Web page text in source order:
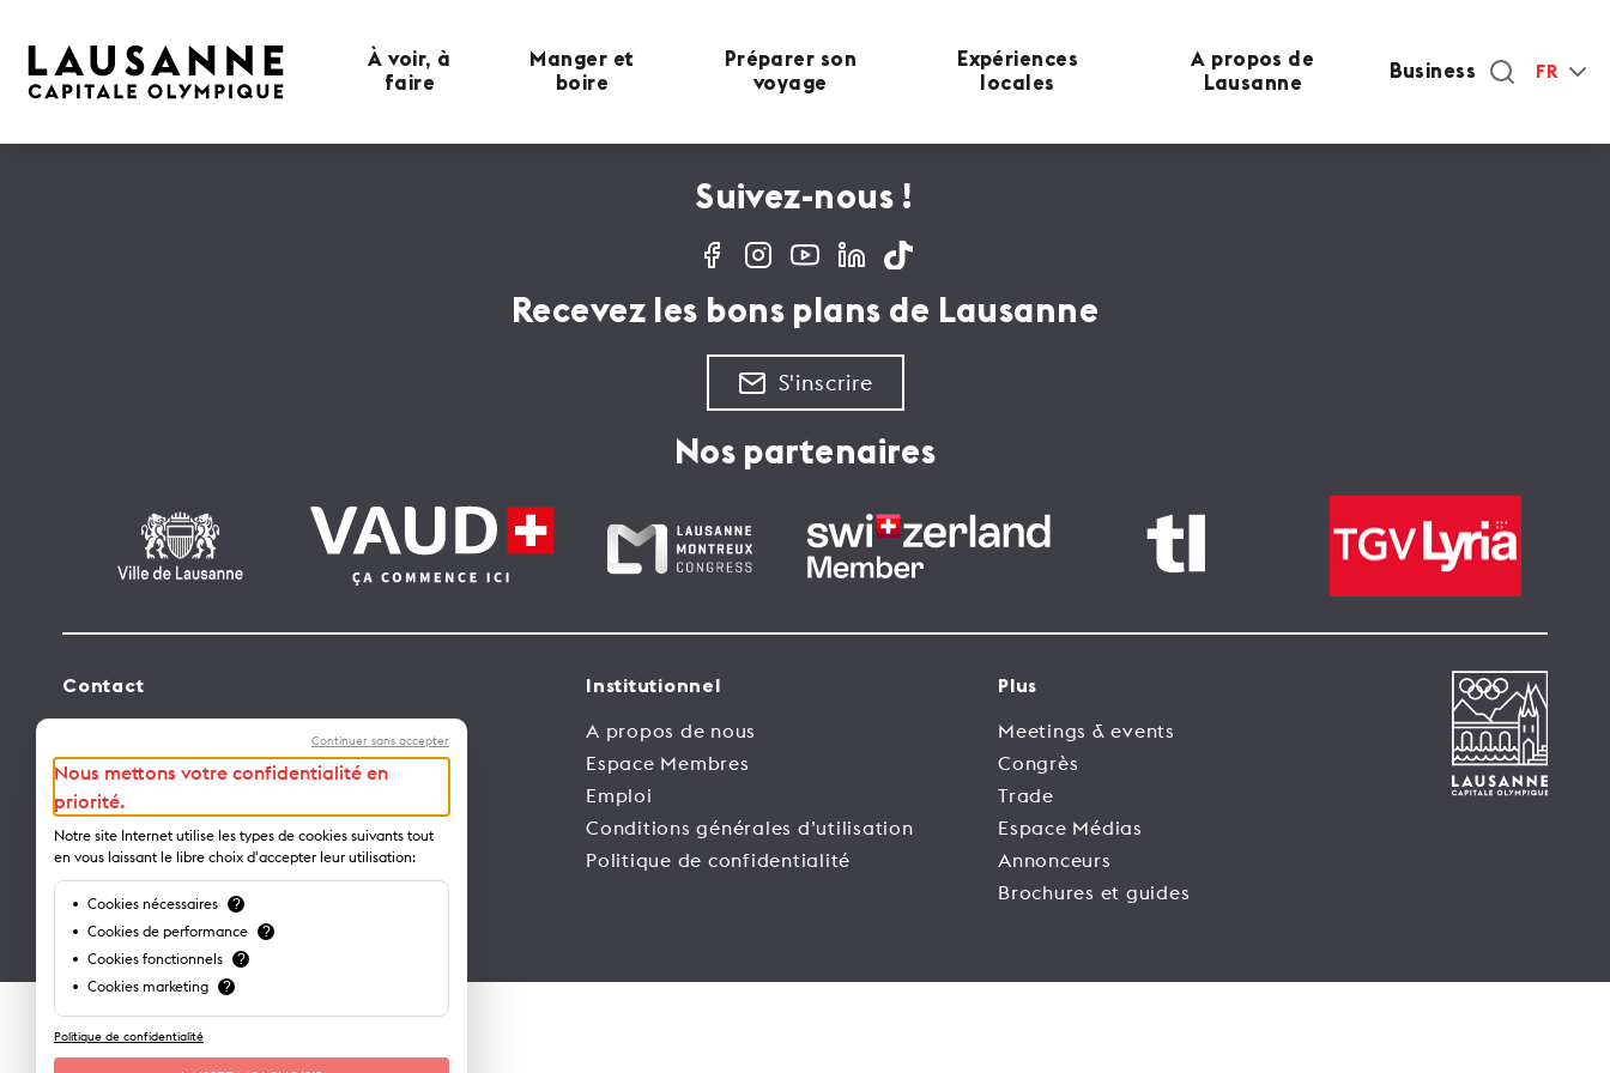
À voir, à
faire
Manger et
boire
Préparer son
voyage
Expériences
locales
A propos de
Lausanne
Business FR
Suivez-nous !
Recevez les bons plans de Lausanne
S'inscrire
Nos partenaires
Contact
Avenue de Rhodanie 2 – CP 975
1001 Lausanne – Suisse
info@lausanne-tourisme.ch
+41 21 613 73 73
Où nous trouver ?
Institutionnel
A propos de nous
Espace Membres
Emploi
Conditions générales d’utilisation
Politique de confidentialité
Plus
Meetings & events
Congrès
Trade
Espace Médias
Annonceurs
Brochures et guides
Continuer sans accepter
Nous mettons votre confidentialité en
priorité.
Notre site Internet utilise les types de cookies suivants tout
en vous laissant le libre choix d'accepter leur utilisation:
Cookies nécessaires ?
Cookies de performance ?
Cookies fonctionnels ?
Cookies marketing ?
Politique de confidentialité